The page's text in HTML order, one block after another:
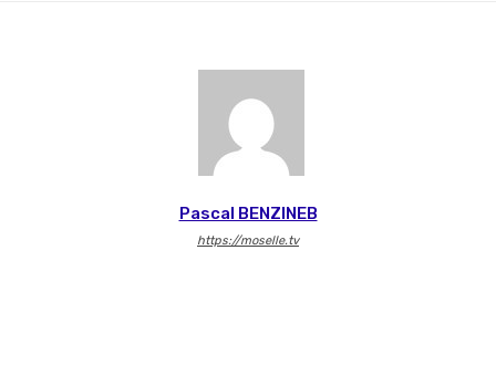
Pascal BENZINEB
https://moselle.tv